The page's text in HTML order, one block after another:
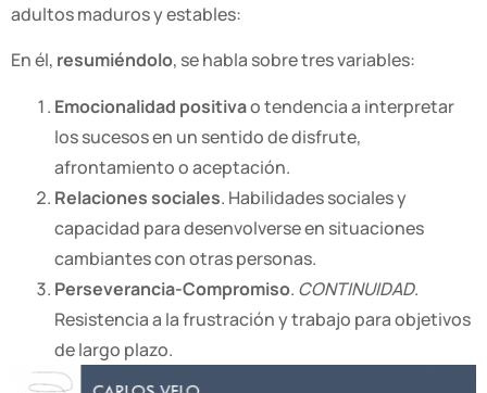
adultos maduros y estables:
En él, resumiéndolo, se habla sobre tres variables:
Emocionalidad positivao tendencia a interpretar
los sucesos en un sentido de disfrute,
afrontamiento o aceptación.
Relaciones sociales. Habilidades sociales y
capacidad para desenvolverse en situaciones
cambiantes con otras personas.
Perseverancia-Compromiso. CONTINUIDAD.
Resistencia a la frustración y trabajo para objetivos
de largo plazo.